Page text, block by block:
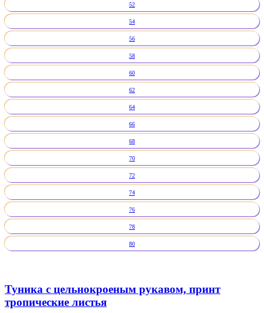
52
54
56
58
60
62
64
66
68
70
72
74
76
78
80
Туника с цельнокроеным рукавом, принт
тропические листья